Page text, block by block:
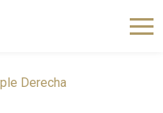
Derecha